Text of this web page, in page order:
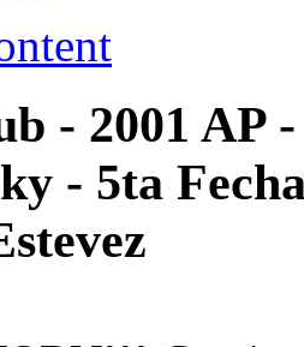
- 2001 AP
- 5ta